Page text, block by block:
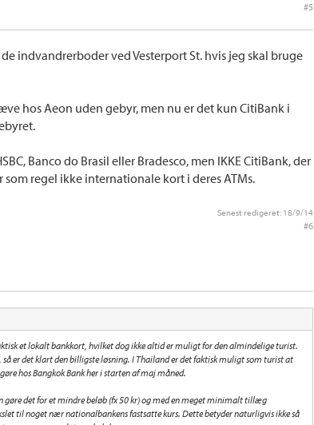
#5
indvandrerboder ved Vesterport St. hvis jeg skal bruge
hos Aeon uden gebyr, men nu er det kun CitiBank i
Banco do Brasil eller Bradesco, men IKKE CitiBank, der
regel ikke internationale kort i deres ATMs.
Senest redigeret: 18/9/14
#6
et lokalt bankkort, hvilket dog ikke altid er muligt for den almindelige turist.
er det klart den billigste løsning. I Thailand er det faktisk muligt som turist at
hos Bangkok Bank her i starten af maj måned.
gøre det for et mindre beløb (fx 50 kr) og med en meget minimalt tillæg
til noget nær nationalbankens fastsatte kurs. Dette betyder naturligvis ikke så